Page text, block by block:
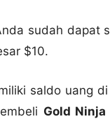
sudah dapat
$10.
saldo uang
Gold Ninja